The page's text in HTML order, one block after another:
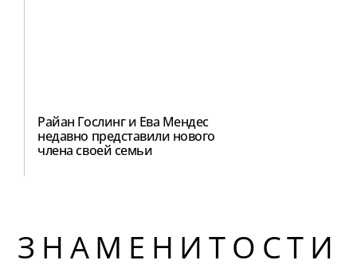
Райан Гослинг и Ева Мендес
недавно представили нового
члена своей семьи
ЗНАМЕНИТОСТИ